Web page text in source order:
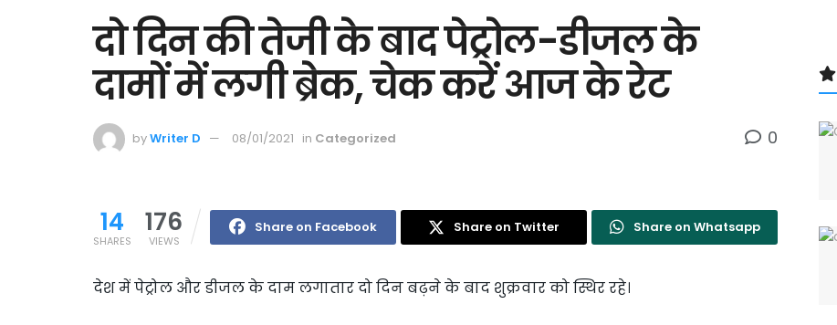
दो दिन की तेजी के बाद पेट्रोल-डीजल के
दामों में लगी ब्रेक, चेक करें आज के रेट
byWriter D 08/01/2021 in Categorized 0
14
SHARES
176
VIEWS
Share on Facebook Share on Twitter Share on Whatsapp
देश में पेट्रोल और डीजल के दाम लगातार दो दिन बढ़ने के बाद शुक्रवार को स्थिर रहे।